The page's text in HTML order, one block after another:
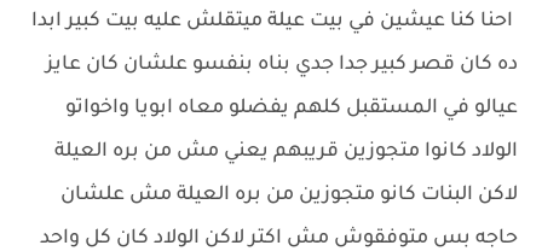
احنا كنا عيشين في بيت عيلة ميتقلش عليه بيت كبير ابدا
ده كان قصر كبير جدا جدي بناه بنفسو علشان كان عايز
عيالو في المستقبل كلهم يفضلو معاه ابويا واخواتو
الولاد كانوا متجوزين قريبهم يعني مش من بره العيلة
لاكن البنات كانو متجوزين من بره العيلة مش علشان
حاجه بس متوفقوش مش اكتر لاكن الولاد كان كل واحد